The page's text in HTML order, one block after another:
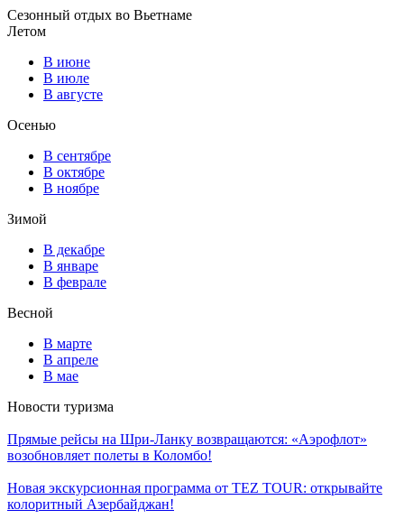
Сезонный отдых во Вьетнаме
Летом
В июне
В июле
В августе
Осенью
В сентябре
В октябре
В ноябре
Зимой
В декабре
В январе
В феврале
Весной
В марте
В апреле
В мае
Новости туризма
Прямые рейсы на Шри-Ланку возвращаются: «Аэрофлот»
возобновляет полеты в Коломбо!
Новая экскурсионная программа от TEZ TOUR: открывайте
колоритный Азербайджан!